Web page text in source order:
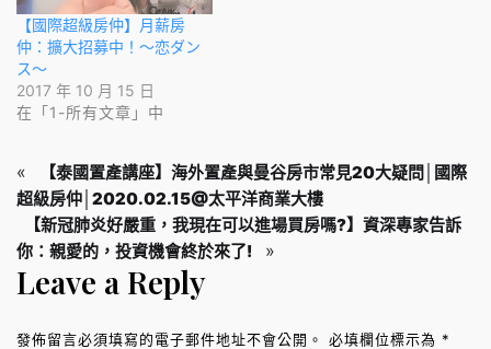
【國際超級房仲】月薪房
仲：擴大招募中！～恋ダン
ス～
2017 年 10 月 15 日
在「1-所有文章」中
«
【泰國置產講座】海外置產與曼谷房市常見20大疑問│國際
超級房仲│2020.02.15@太平洋商業大樓
【新冠肺炎好嚴重，我現在可以進場買房嗎?】資深專家告訴
你：親愛的，投資機會終於來了!
»
Leave a Reply
發佈留言必須填寫的電子郵件地址不會公開。 必填欄位標示為 *